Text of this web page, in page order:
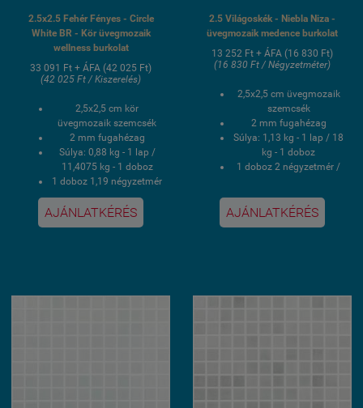
2.5x2.5 Fehér Fényes - Circle
White BR - Kör üvegmozaik
wellness burkolat
33 091 Ft + ÁFA (42 025 Ft)
(42 025 Ft / Kiszerelés)
2,5x2,5 cm kör
üvegmozaik szemcsék
2 mm fugahézag
Súlya: 0,88 kg - 1 lap /
11,4075 kg - 1 doboz
1 doboz 1,19 négyzetmér
/ 13 lap
Hálós kasírozás
UV álló, saválló, lúgálló,
AJÁNLATKÉRÉS
2.5 Világoskék - Niebla Niza -
üvegmozaik medence burkolat
13 252 Ft + ÁFA (16 830 Ft)
(16 830 Ft / Négyzetméter)
2,5x2,5 cm üvegmozaik
szemcsék
2 mm fugahézag
Súlya: 1,13 kg - 1 lap / 18
kg - 1 doboz
1 doboz 2 négyzetmér /
Hálós kasírozás
UV álló, saválló, lúgálló,
fagyálló wellness
AJÁNLATKÉRÉS